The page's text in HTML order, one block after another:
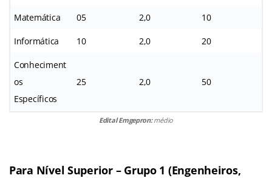
Matemática 05 2,0 10
Informática 10 2,0 20
Conheciment
os
Específicos
25 2,0 50
Edital Emgepron:médio
Para Nível Superior – Grupo 1 (Engenheiros,